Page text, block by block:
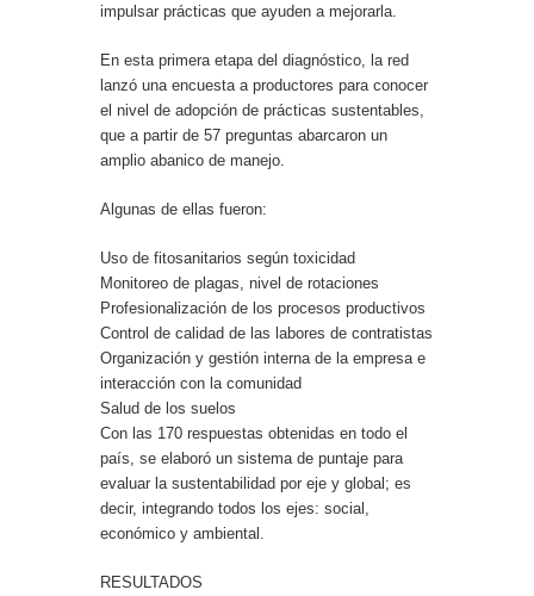
impulsar prácticas que ayuden a mejorarla.
En esta primera etapa del diagnóstico, la red
lanzó una encuesta a productores para conocer
el nivel de adopción de prácticas sustentables,
que a partir de 57 preguntas abarcaron un
amplio abanico de manejo.
Algunas de ellas fueron:
Uso de fitosanitarios según toxicidad
Monitoreo de plagas, nivel de rotaciones
Profesionalización de los procesos productivos
Control de calidad de las labores de contratistas
Organización y gestión interna de la empresa e
interacción con la comunidad
Salud de los suelos
Con las 170 respuestas obtenidas en todo el
país, se elaboró un sistema de puntaje para
evaluar la sustentabilidad por eje y global; es
decir, integrando todos los ejes: social,
económico y ambiental.
RESULTADOS